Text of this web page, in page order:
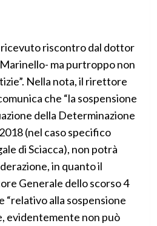
ricevuto riscontro dal dottor
ma purtroppo non
Nella nota, il rirettore
che “la sospensione
della Determinazione
(nel caso specifico
di Sciacca), non potrà
in quanto il
Generale dello scorso 4
alla sospensione
evidentemente non può